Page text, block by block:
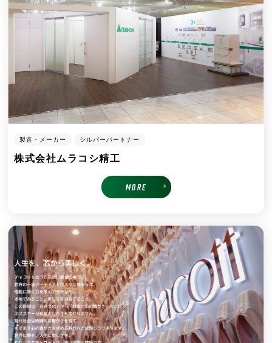
製造・メーカー シルバーパートナー
株式会社ムラコシ精工
MORE